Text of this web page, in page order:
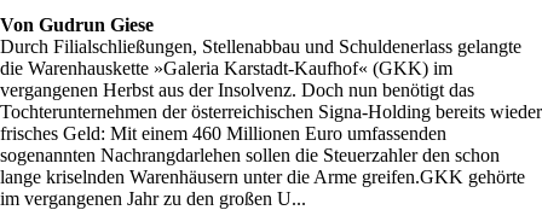
Von Gudrun Giese
Durch Filialschließungen, Stellenabbau und Schuldenerlass gelangte
die Warenhauskette »Galeria Karstadt-Kaufhof« (GKK) im
vergangenen Herbst aus der Insolvenz. Doch nun benötigt das
Tochterunternehmen der österreichischen Signa-Holding bereits wieder
frisches Geld: Mit einem 460 Millionen Euro umfassenden
sogenannten Nachrangdarlehen sollen die Steuerzahler den schon
lange kriselnden Warenhäusern unter die Arme greifen.GKK gehörte
im vergangenen Jahr zu den großen U...